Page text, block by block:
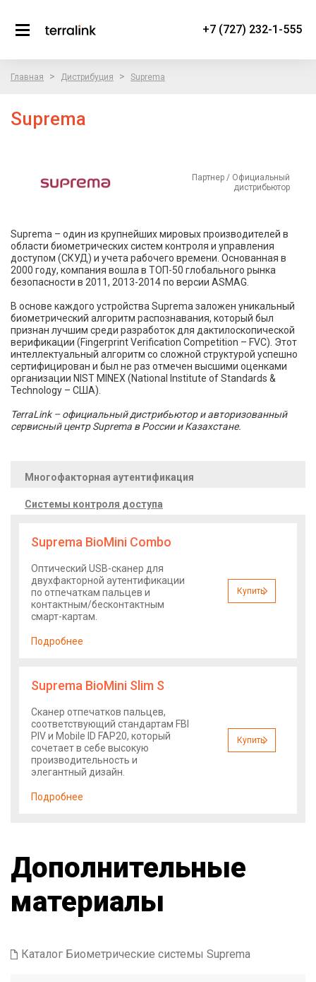
+7 (727) 232-1-555
Главная > Дистрибуция > Suprema
Suprema
Партнер / Официальный
дистрибьютор
Suprema – один из крупнейших мировых производителей в
области биометрических систем контроля и управления
доступом (СКУД) и учета рабочего времени. Основанная в
2000 году, компания вошла в ТОП-50 глобального рынка
безопасности в 2011, 2013-2014 по версии ASMAG.
В основе каждого устройства Suprema заложен уникальный
биометрический алгоритм распознавания, который был
признан лучшим среди разработок для дактилоскопической
верификации (Fingerprint Verification Competition – FVC). Этот
интеллектуальный алгоритм со сложной структурой успешно
сертифицирован и был не раз отмечен высшими оценками
организации NIST MINEX (National Institute of Standards &
Technology – США).
TerraLink – официальный дистрибьютор и авторизованный
сервисный центр Suprema в России и Казахстане.
Многофакторная аутентификация
Системы контроля доступа
Suprema BioMini Combo
Оптический USB-сканер для
двухфакторной аутентификации
по отпечаткам пальцев и
контактным/бесконтактным
смарт-картам.
Подробнее
Купить
Suprema BioMini Slim S
Сканер отпечатков пальцев,
соответствующий стандартам FBI
PIV и Mobile ID FAP20, который
сочетает в себе высокую
производительность и
элегантный дизайн.
Подробнее
Купить
Дополнительные
материалы
Каталог Биометрические системы Suprema